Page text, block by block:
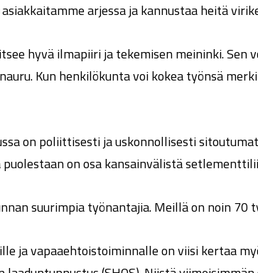
arjessa ja kannustaa heitä
hyvä ilmapiiri ja tekemisen meininki. Sen
Kun henkilökunta voi kokea työnsä
on poliittisesti ja uskonnollisesti
on osa kansainvälistä
suurimpia työnantajia. Meillä on noin 70
ja vapaaehtoistoiminnalle on viisi kertaa